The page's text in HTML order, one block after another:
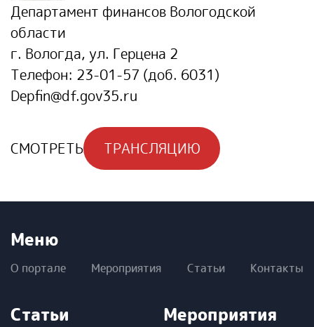
Департамент финансов Вологодской
области
г. Вологда, ул. Герцена 2
Телефон: 23-01-57 (доб. 6031)
Depfin@df.gov35.ru
СМОТРЕТЬ ТРАНСЛЯЦИЮ
Меню
О портале Мероприятия Статьи Контакты
Статьи Мероприятия